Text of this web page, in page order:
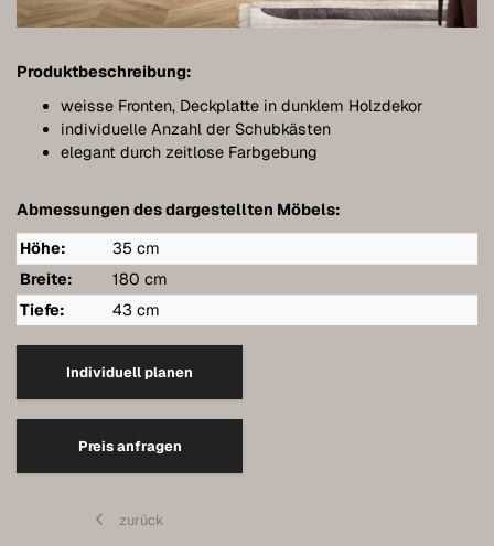
Produktbeschreibung:
weisse Fronten, Deckplatte in dunklem Holzdekor
individuelle Anzahl der Schubkästen
elegant durch zeitlose Farbgebung
Abmessungen des dargestellten Möbels:
Höhe:
35 cm
Breite:
180 cm
Tiefe:
43 cm
Individuell planen
Preis anfragen
zurück
Meubles de salle de bains
Étagères murales suspendues
Dressings
Étagères
Buffets
Armoires murales
Qualité de nos meubles
Entretien